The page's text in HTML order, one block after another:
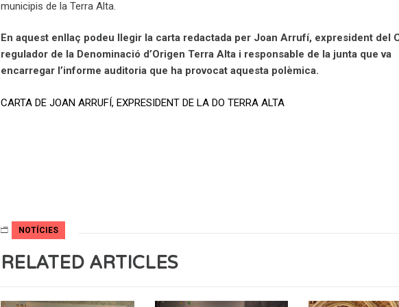
municipis de la Terra Alta.
En aquest enllaç podeu llegir la carta redactada per Joan Arrufí, expresident del
regulador de la Denominació d’Origen Terra Alta i responsable de la junta que va
encarregar l’informe auditoria que ha provocat aquesta polèmica.
CARTA DE JOAN ARRUFÍ, EXPRESIDENT DE LA DO TERRA ALTA
NOTÍCIES
RELATED ARTICLES